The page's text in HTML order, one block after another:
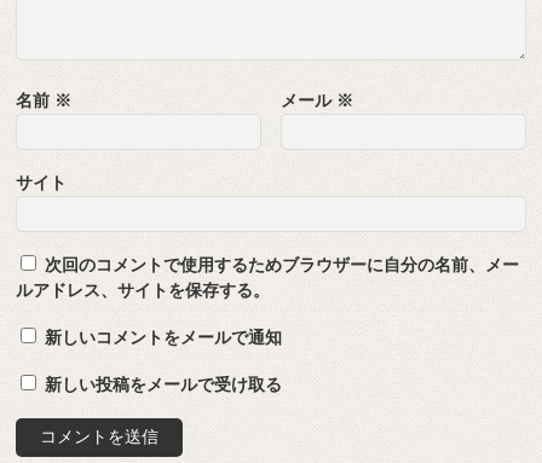
名前 ※ メール ※
サイト
次回のコメントで使用するためブラウザーに自分の名前、メー
ルアドレス、サイトを保存する。
新しいコメントをメールで通知
新しい投稿をメールで受け取る